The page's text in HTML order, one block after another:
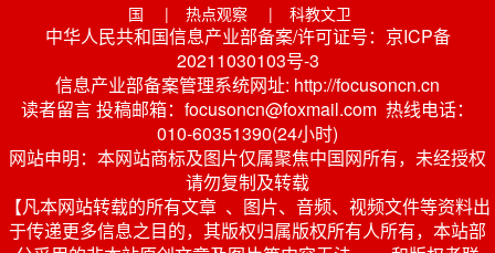
国
| 热点观察 | 科教文卫
中华人民共和国信息产业部备案/许可证号：京ICP备
20211030103号-3
信息产业部备案管理系统网址: http://focusoncn.cn
读者留言 投稿邮箱：focusoncn@foxmail.com 热线电话：
010-60351390(24小时)
网站申明：本网站商标及图片仅属聚焦中国网所有，未经授权
请勿复制及转载
【凡本网站转载的所有文章 、图片、音频、视频文件等资料出
于传递更多信息之目的，其版权归属版权所有人所有，本站部